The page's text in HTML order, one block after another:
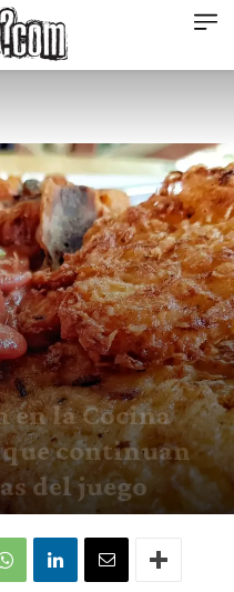
en la Cocina
continuan
del juego